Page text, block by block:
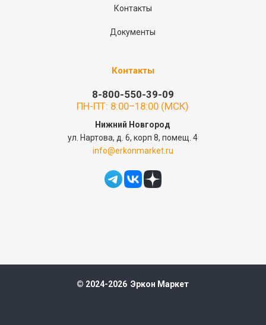
Контакты
Документы
Контакты
8-800-550-39-09
ПН-ПТ: 8:00–18:00 (МСК)
Нижний Новгород
ул. Нартова, д. 6, корп 8, помещ. 4
info@erkonmarket.ru
© 2024-2026 Эркон Маркет